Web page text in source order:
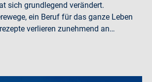
sich grundlegend verändert.
ein Beruf für das ganze Leben
verlieren zunehmend an…